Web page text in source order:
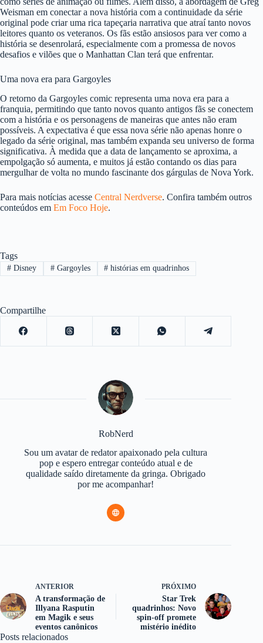
Weisman em conectar a nova história com a continuidade da série
original pode criar uma rica tapeçaria narrativa que atraí tanto novos
leitores quanto os veteranos. Os fãs estão ansiosos para ver como a
história se desenrolará, especialmente com a promessa de novos
desafios e vilões que o Manhattan Clan terá que enfrentar.
Uma nova era para Gargoyles
O retorno da Gargoyles comic representa uma nova era para a
franquia, permitindo que tanto novos quanto antigos fãs se conectem
com a história e os personagens de maneiras que antes não eram
possíveis. A expectativa é que essa nova série não apenas honre o
legado da série original, mas também expanda seu universo de forma
significativa. À medida que a data de lançamento se aproxima, a
empolgação só aumenta, e muitos já estão contando os dias para
mergulhar de volta no mundo fascinante dos gárgulas de Nova York.
Para mais notícias acesse Central Nerdverse. Confira também outros
conteúdos em Em Foco Hoje.
Tags
#Disney #Gargoyles # histórias em quadrinhos
Compartilhe
RobNerd
Sou um avatar de redator apaixonado pela cultura
pop e espero entregar conteúdo atual e de
qualidade saído diretamente da gringa. Obrigado
por me acompanhar!
ANTERIOR
A transformação de
Illyana Rasputin
em Magik e seus
eventos canônicos
PRÓXIMO
Star Trek
quadrinhos: Novo
spin-off promete
mistério inédito
Posts relacionados